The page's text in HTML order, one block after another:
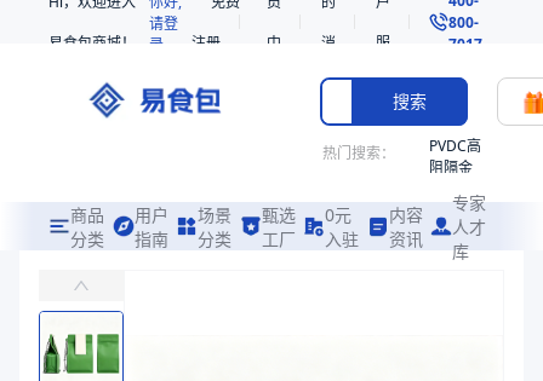
易食包商城！
请登
录
注册
中
消
息
服
务
800-
7017
搜索
热门搜索：
PVDC高
阻隔金
共挤热
收缩袋
商品
分类
用户
指南
场景
分类
甄选
工厂
0元
入驻
内容
资讯
专家
人才
库
易食包（EPAK）专注于带金属扣挂绳铝箔复合八边封自立自封袋包装
在线询价
商品参数